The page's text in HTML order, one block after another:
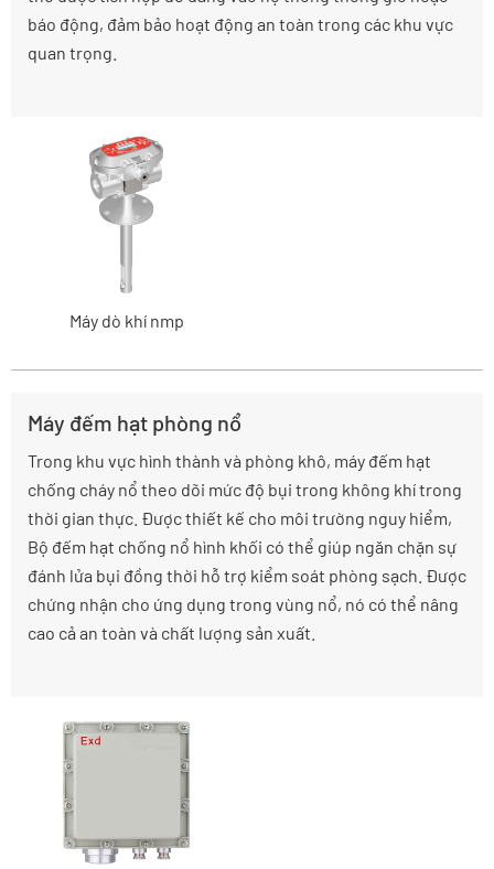
báo động, đảm bảo hoạt động an toàn trong các khu vực
quan trọng.
Máy dò khí nmp
Máy đếm hạt phòng nổ
Trong khu vực hình thành và phòng khô, máy đếm hạt
chống cháy nổ theo dõi mức độ bụi trong không khí trong
thời gian thực. Được thiết kế cho môi trường nguy hiểm,
Bộ đếm hạt chống nổ hình khối có thể giúp ngăn chặn sự
đánh lửa bụi đồng thời hỗ trợ kiểm soát phòng sạch. Được
chứng nhận cho ứng dụng trong vùng nổ, nó có thể nâng
cao cả an toàn và chất lượng sản xuất.